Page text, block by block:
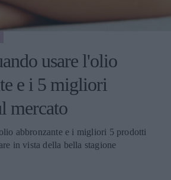
usare l'olio
e i 5 migliori
mercato
abbronzante e i migliori 5 prodotti
in vista della bella stagione